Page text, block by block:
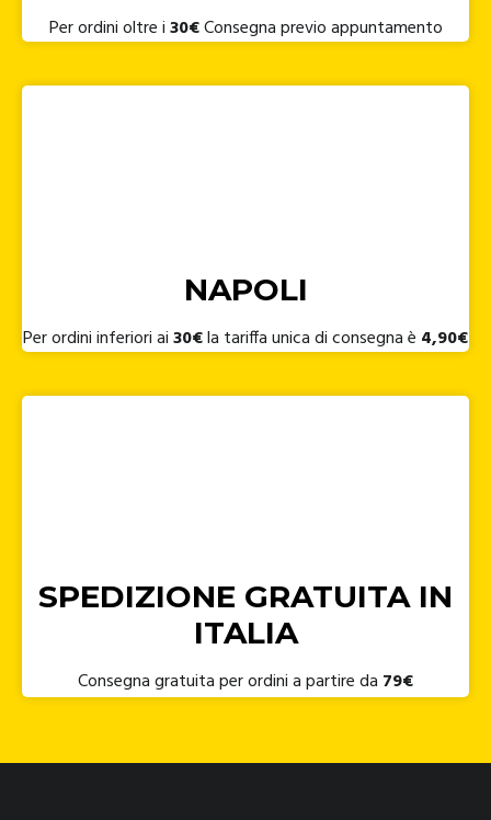
Per ordini oltre i30€Consegna previo appuntamento
NAPOLI
Per ordini inferiori ai30€la tariffa unica di consegna è 4,90€
SPEDIZIONE GRATUITA IN
ITALIA
Consegna gratuita per ordini a partire da 79€